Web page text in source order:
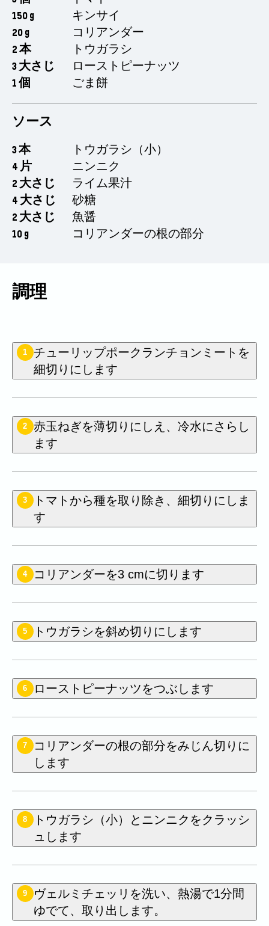
150 g
キンサイ
20 g
コリアンダー
2 本
トウガラシ
3 大さじ
ローストピーナッツ
1 個
ごま餅
ソース
3 本
トウガラシ（小）
4 片
ニンニク
2 大さじ
ライム果汁
4 大さじ
砂糖
2 大さじ
魚醤
10 g
コリアンダーの根の部分
調理
1
チューリップポークランチョンミートを
細切りにします
2
赤玉ねぎを薄切りにしえ、冷水にさらし
ます
3
トマトから種を取り除き、細切りにしま
す
4 コリアンダーを3 cmに切ります
5 トウガラシを斜め切りにします
6 ローストピーナッツをつぶします
7
コリアンダーの根の部分をみじん切りに
します
8
トウガラシ（小）とニンニクをクラッシ
ュします
9
ヴェルミチェッリを洗い、熱湯で1分間
ゆでて、取り出します。